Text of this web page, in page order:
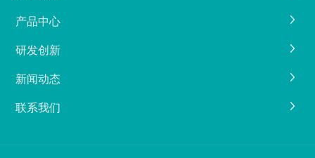
产品中心
研发创新
新闻动态
联系我们